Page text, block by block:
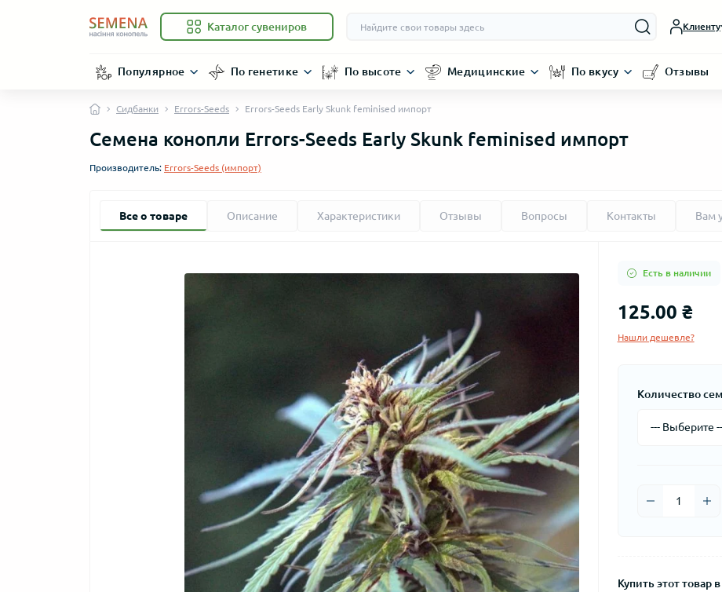
Каталог сувениров Клиенту
Популярное По генетике По высоте Медицинские По вкусу Отзывы
Сидбанки Errors-Seeds Errors-Seeds Early Skunk feminised импорт
Семена конопли Errors-Seeds Early Skunk feminised импорт
Производитель: Errors-Seeds (импорт)
Все о товаре Описание Характеристики Отзывы Вопросы Контакты Вам
Есть в наличии
125.00 ₴
Нашли дешевле?
Количество
Купить этот товар